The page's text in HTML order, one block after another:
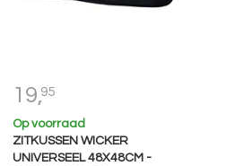
19,95
Op voorraad
ZITKUSSEN WICKER
UNIVERSEEL 48X48CM -